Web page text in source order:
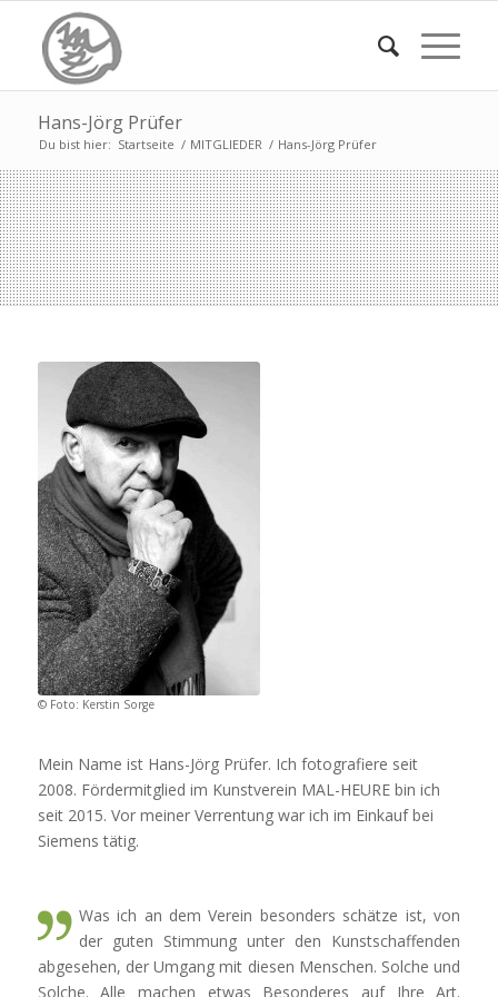
Hans-Jörg Prüfer
Du bist hier: Startseite / MITGLIEDER / Hans-Jörg Prüfer
© Foto: Kerstin Sorge
Mein Name ist Hans-Jörg Prüfer. Ich fotografiere seit
2008. Fördermitglied im Kunstverein MAL-HEURE bin ich
seit 2015. Vor meiner Verrentung war ich im Einkauf bei
Siemens tätig.
Was ich an dem Verein besonders schätze ist, von
der guten Stimmung unter den Kunstschaffenden
abgesehen, der Umgang mit diesen Menschen. Solche und
Solche. Alle machen etwas Besonderes auf Ihre Art.